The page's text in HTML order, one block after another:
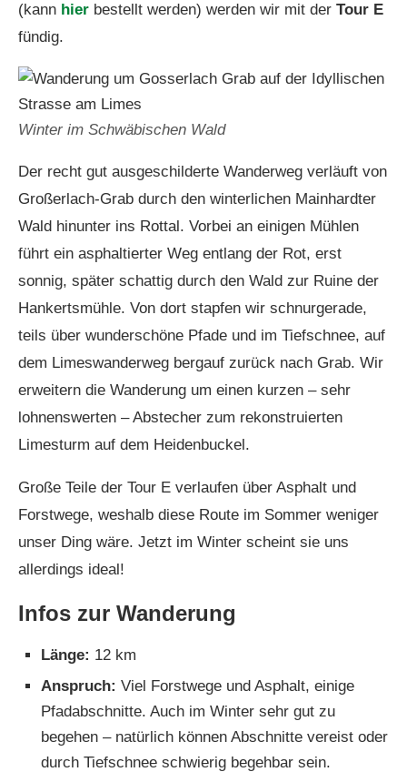
(kann hier bestellt werden) werden wir mit der Tour E
fündig.
Winter im Schwäbischen Wald
Der recht gut ausgeschilderte Wanderweg verläuft von
Großerlach-Grab durch den winterlichen Mainhardter
Wald hinunter ins Rottal. Vorbei an einigen Mühlen
führt ein asphaltierter Weg entlang der Rot, erst
sonnig, später schattig durch den Wald zur Ruine der
Hankertsmühle. Von dort stapfen wir schnurgerade,
teils über wunderschöne Pfade und im Tiefschnee, auf
dem Limeswanderweg bergauf zurück nach Grab. Wir
erweitern die Wanderung um einen kurzen – sehr
lohnenswerten – Abstecher zum rekonstruierten
Limesturm auf dem Heidenbuckel.
Große Teile der Tour E verlaufen über Asphalt und
Forstwege, weshalb diese Route im Sommer weniger
unser Ding wäre. Jetzt im Winter scheint sie uns
allerdings ideal!
Infos zur Wanderung
Länge: 12 km
Anspruch: Viel Forstwege und Asphalt, einige
Pfadabschnitte. Auch im Winter sehr gut zu
begehen – natürlich können Abschnitte vereist oder
durch Tiefschnee schwierig begehbar sein.